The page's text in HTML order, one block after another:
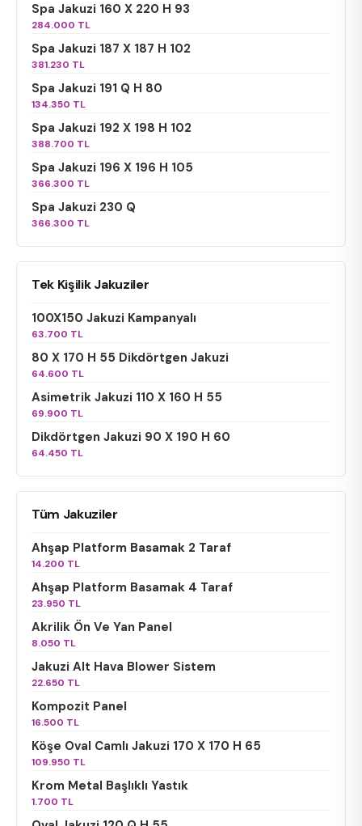
Spa Jakuzi 160 X 220 H 93
284.000 TL
Spa Jakuzi 187 X 187 H 102
381.230 TL
Spa Jakuzi 191 Q H 80
134.350 TL
Spa Jakuzi 192 X 198 H 102
388.700 TL
Spa Jakuzi 196 X 196 H 105
366.300 TL
Spa Jakuzi 230 Q
366.300 TL
Tek Kişilik Jakuziler
100X150 Jakuzi Kampanyalı
63.700 TL
80 X 170 H 55 Dikdörtgen Jakuzi
64.600 TL
Asimetrik Jakuzi 110 X 160 H 55
69.900 TL
Dikdörtgen Jakuzi 90 X 190 H 60
64.450 TL
Tüm Jakuziler
Ahşap Platform Basamak 2 Taraf
14.200 TL
Ahşap Platform Basamak 4 Taraf
23.950 TL
Akrilik Ön Ve Yan Panel
8.050 TL
Jakuzi Alt Hava Blower Sistem
22.650 TL
Kompozit Panel
16.500 TL
Köşe Oval Camlı Jakuzi 170 X 170 H 65
109.950 TL
Krom Metal Başlıklı Yastık
1.700 TL